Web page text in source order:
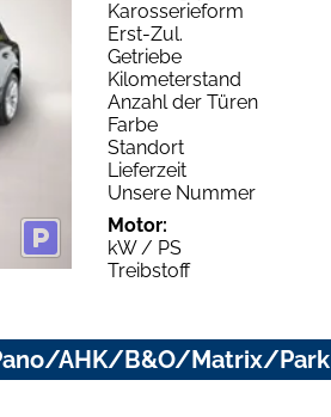
Karosserieform
Erst-Zul.
Getriebe
Kilometerstand
Anzahl der Türen
Farbe
Standort
Lieferzeit
Unsere Nummer
Motor:
kW / PS
Treibstoff
AHK/B&O/Matrix/Park